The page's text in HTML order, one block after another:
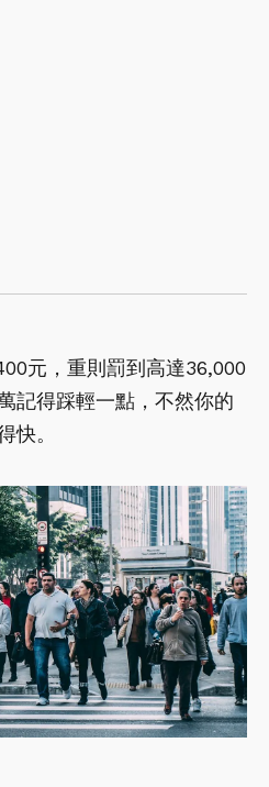
元，重則罰到高達36,000
記得踩輕一點，不然你的
快。